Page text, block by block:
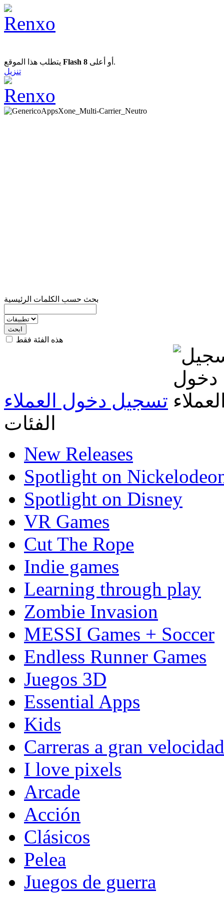
Flash 8
أو أعلى.
تنزيل
بحث حسب الكلمات الرئيسية
هذه الفئة فقط
تسجيل دخول العملاء
الفئات
New Releases
Spotlight on
Spotlight on Disney
VR Games
Cut The Rope
Indie games
Learning through play
Zombie Invasion
MESSI Games + Soccer
Endless Runner Games
Juegos 3D
Essential Apps
Kids
Carreras a gran velocidad
I love pixels
Arcade
Acción
Clásicos
Pelea
Juegos de guerra